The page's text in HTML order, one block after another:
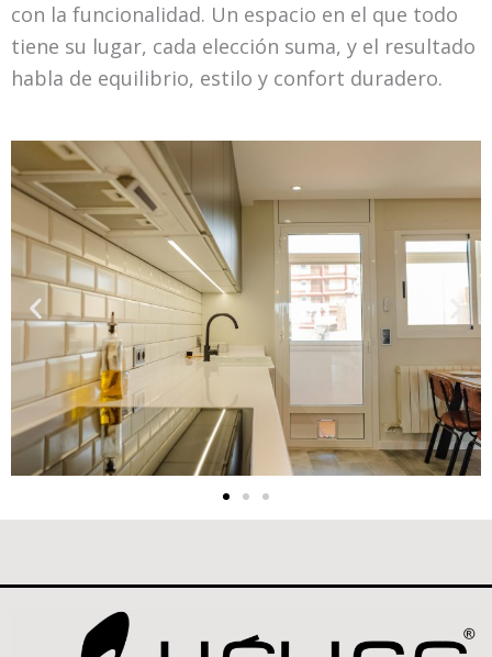
con la funcionalidad. Un espacio en el que todo
tiene su lugar, cada elección suma, y el resultado
habla de equilibrio, estilo y confort duradero.